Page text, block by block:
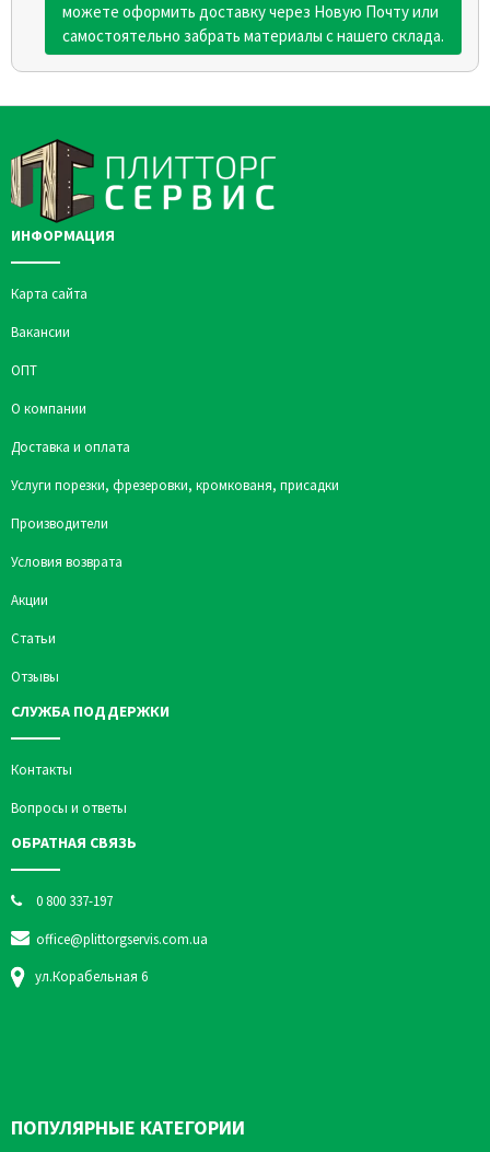
можете оформить доставку через Новую Почту или
самостоятельно забрать материалы с нашего склада.
ИНФОРМАЦИЯ
Карта сайта
Вакансии
ОПТ
О компании
Доставка и оплата
Услуги порезки, фрезеровки, кромкованя, присадки
Производители
Условия возврата
Акции
Статьи
Отзывы
СЛУЖБА ПОДДЕРЖКИ
Контакты
Вопросы и ответы
ОБРАТНАЯ СВЯЗЬ
0 800 337-197
office@plittorgservis.com.ua
ул.Корабельная 6
ПОПУЛЯРНЫЕ КАТЕГОРИИ